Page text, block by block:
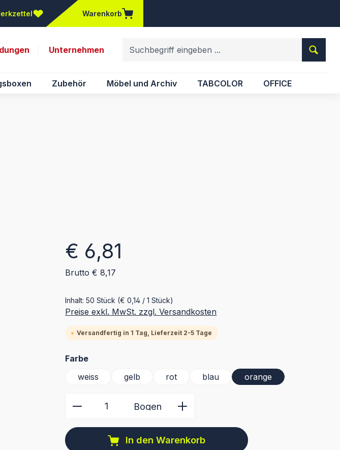
Du hast 0 Produkte auf dem Merkzettel
Warenkorb
Unternehmen
Zubehör Möbel und Archiv TABCOLOR OFFICE
Regulärer Preis:
€ 6,81
Brutto € 8,17
Inhalt:50 Stück (€ 0,14 / 1 Stück)
Preise exkl. MwSt. zzgl. Versandkosten
Versandfertig in 1 Tag, Lieferzeit 2-5 Tage
Farbeauswählen
weiss
gelb rot blau orange
Produkt Anzahl: Gib den gewünschten Wert
Bogen
In den Warenkorb